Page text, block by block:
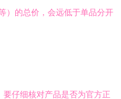
）的总价，会远低于单品分开
仔细核对产品是否为官方正